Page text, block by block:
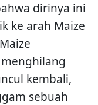
dirinya ini
ke arah Maize
kembali,
sebuah